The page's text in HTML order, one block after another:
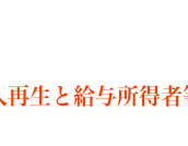
再生と給与所得